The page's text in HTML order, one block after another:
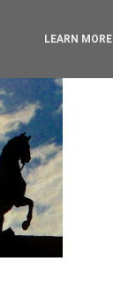
LEARN MORE